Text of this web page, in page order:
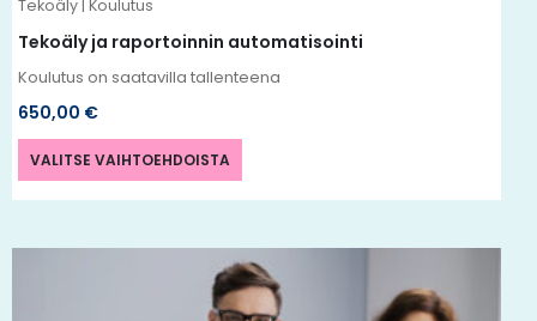
Tekoäly | Koulutus
Tekoäly ja raportoinnin automatisointi
Koulutus on saatavilla tallenteena
650,00 €
VALITSE VAIHTOEHDOISTA